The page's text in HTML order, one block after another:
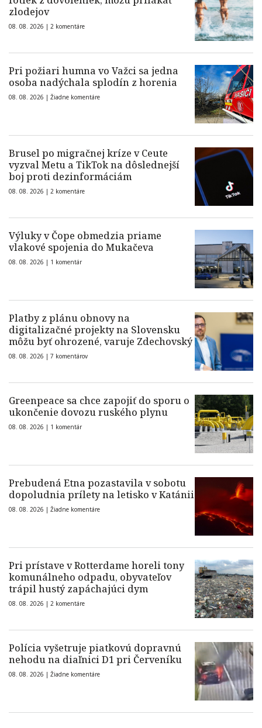
zlodejov
08. 08. 2026 | 2 komentáre
Pri požiari humna vo Važci sa jedna
osoba nadýchala splodín z horenia
08. 08. 2026 | Žiadne komentáre
Brusel po migračnej kríze v Ceute
vyzval Metu a TikTok na dôslednejší
boj proti dezinformáciám
08. 08. 2026 | 2 komentáre
Výluky v Čope obmedzia priame
vlakové spojenia do Mukačeva
08. 08. 2026 | 1 komentár
Platby z plánu obnovy na
digitalizačné projekty na Slovensku
môžu byť ohrozené, varuje Zdechovský
08. 08. 2026 | 7 komentárov
Greenpeace sa chce zapojiť do sporu o
ukončenie dovozu ruského plynu
08. 08. 2026 | 1 komentár
Prebudená Etna pozastavila v sobotu
dopoludnia prílety na letisko v Katánii
08. 08. 2026 | Žiadne komentáre
Pri prístave v Rotterdame horeli tony
komunálneho odpadu, obyvateľov
trápil hustý zapáchajúci dym
08. 08. 2026 | 2 komentáre
Polícia vyšetruje piatkovú dopravnú
nehodu na diaľnici D1 pri Červeníku
08. 08. 2026 | Žiadne komentáre